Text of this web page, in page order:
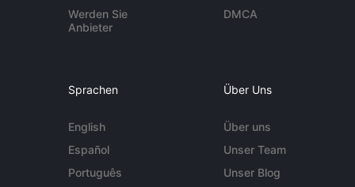
Werden Sie
Anbieter
DMCA
Sprachen
English
Español
Português
Über Uns
Über uns
Unser Team
Unser Blog